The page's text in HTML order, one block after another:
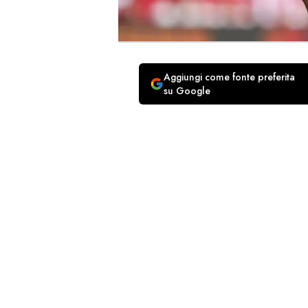
Aggiungi come fonte preferita
su Google